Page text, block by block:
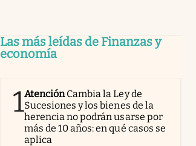
Las más leídas de Finanzas y
economía
1AtenciónCambia la Ley de
Sucesiones y los bienes de la
herencia no podrán usarse por
más de 10 años: en qué casos se
aplica